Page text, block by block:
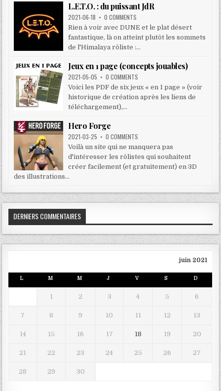
L.E.T.O. : du puissant JdR
2021-06-18 • 0 COMMENTS
Rien à voir avec DUNE et le plat désert
fantastique, là on atteint plutôt les sommets
de l'Himalaya rôliste :...
Jeux en 1 page (concepts jouables)
2021-05-05 • 0 COMMENTS
Voici les PDF de six jeux « en 1 page » (voir
historique de création après les liens de
téléchargement),...
Hero Forge
2021-03-25 • 0 COMMENTS
Voilà un site qui ne manquera pas
d'intéresser les rôlistes qui souhaitent
créer facilement (et gratuitement) en 3D
des illustrations...
DERNIERS COMMENTAIRES
juin 2021
L M M J V S D
1 2 3 4 5 6
7 8 9 10 11 12 13
14 15 16 17 18 19 20
21 22 23 24 25 26 27
28 29 30